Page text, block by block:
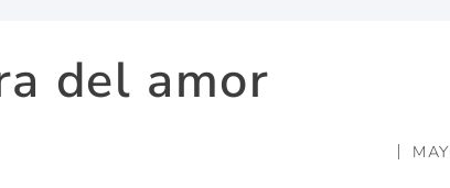
del amor